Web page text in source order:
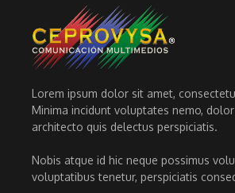
Lorem ipsum dolor sit amet,
Minima incidunt voluptates nemo,
architecto quis delectus perspiciatis.
Nobis atque id hic neque possimus
voluptatibus tenetur, perspiciatis